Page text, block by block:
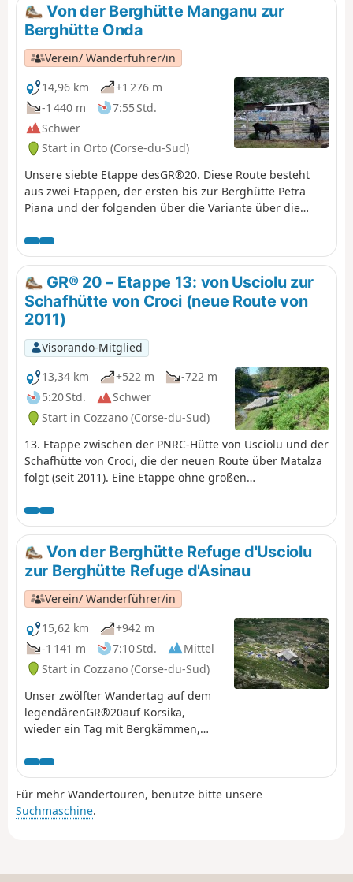
Von der Berghütte Manganu zur
Berghütte Onda
Verein/ Wanderführer/in
14,96 km
+1 276 m
-1 440 m
7:55 Std.
Schwer
Start in Orto (Corse-du-Sud)
Unsere siebte Etappe desGR®20. Diese Route besteht
aus zwei Etappen, der ersten bis zur Berghütte Petra
Piana und der folgenden über die Variante über die
GR® 20 – Etappe 13: von Usciolu zur
Schafhütte von Croci (neue Route von
2011)
Visorando-Mitglied
13,34 km
+522 m
-722 m
5:20 Std.
Schwer
Start in Cozzano (Corse-du-Sud)
13. Etappe zwischen der PNRC-Hütte von Usciolu und der
Schafhütte von Croci, die der neuen Route über Matalza
folgt (seit 2011). Eine Etappe ohne großen
sollte. Der Beginn auf dem Grat ist etwas technisch bis
zur Punta di a Scaddatta. Dann folgt ein Abstieg durch
den Wald, Querungen durch Farnfelder vor einem
anstrengenden Aufstieg, teilweise auf einem Weg, bis
zur Schafhütte von Croci auf dem Plateau von Coscione.
Von der Berghütte Refuge d'Usciolu
zur Berghütte Refuge d'Asinau
Verein/ Wanderführer/in
15,62 km
+942 m
-1 141 m
7:10 Std.
Mittel
Start in Cozzano (Corse-du-Sud)
Unser zwölfter Wandertag auf dem
legendärenGR®20auf Korsika,
wieder ein Tag mit Bergkämmen,
einem Plateau und damit eine große
Veränderung der Landschaft.
Für mehr Wandertouren, benutze bitte unsere
Suchmaschine.